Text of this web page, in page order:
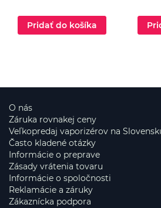
Pridať do košíka
O nás
Záruka rovnakej ceny
Veľkopredaj vaporizérov na
Často kladené otázky
Informácie o preprave
Zásady vrátenia tovaru
Informácie o spoločnosti
Reklamácie a záruky
Zákaznícka podpora